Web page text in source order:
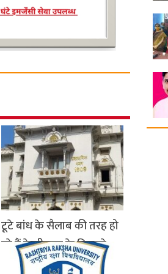
टूटे बांध के सैलाब की तरह हो
रहे हैं केजीएमयू के बिगड़ते
हालात